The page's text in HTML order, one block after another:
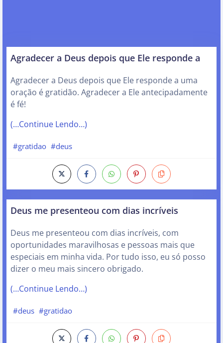
Agradecer a Deus depois que Ele responde a
Agradecer a Deus depois que Ele responde a uma
oração é gratidão. Agradecer a Ele antecipadamente
é fé!
(…Continue Lendo…)
#gratidao #deus
Deus me presenteou com dias incríveis
Deus me presenteou com dias incríveis, com
oportunidades maravilhosas e pessoas mais que
especiais em minha vida. Por tudo isso, eu só posso
dizer o meu mais sincero obrigado.
(…Continue Lendo…)
#deus #gratidao